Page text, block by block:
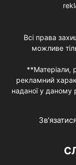
Всі права
можливе
**Матеріали,
рекламний
наданої у даному